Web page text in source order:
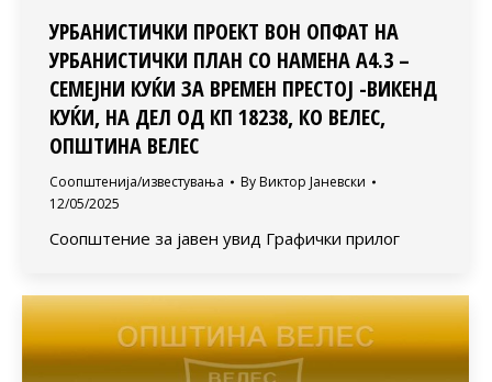
УРБАНИСТИЧКИ ПРОЕКТ ВОН ОПФАТ НА
УРБАНИСТИЧКИ ПЛАН СО НАМЕНА А4.3 –
СЕМЕЈНИ КУЌИ ЗА ВРЕМЕН ПРЕСТОЈ -ВИКЕНД
КУЌИ, НА ДЕЛ ОД КП 18238, КО ВЕЛЕС,
ОПШТИНА ВЕЛЕС
Соопштенија/известувања By Виктор Јаневски
12/05/2025
Соопштение за јавен увид Графички прилог